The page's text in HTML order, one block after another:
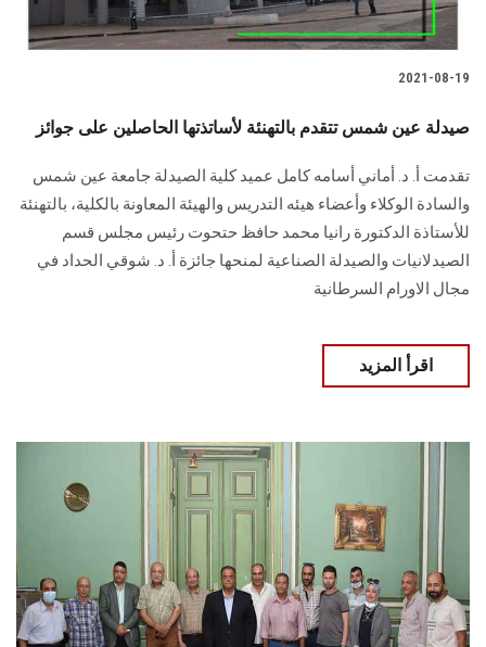
2021-08-19
صيدلة عين شمس تتقدم بالتهنئة لأساتذتها الحاصلين على جوائز
تقدمت أ. د. أماني أسامه كامل عميد كلية الصيدلة جامعة عين شمس
والسادة الوكلاء وأعضاء هيئه التدريس والهيئة المعاونة بالكلية، بالتهنئة
للأستاذة الدكتورة رانيا محمد حافظ حتحوت رئيس مجلس قسم
الصيدلانيات والصيدلة الصناعية لمنحها جائزة أ. د. شوقي الحداد في
مجال الاورام السرطانية
اقرأ المزيد